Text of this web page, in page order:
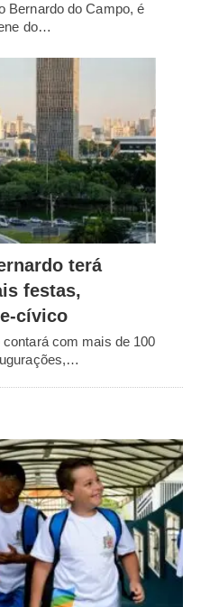
Bernardo do Campo, é
do…
terá
festas,
cívico
com mais de 100